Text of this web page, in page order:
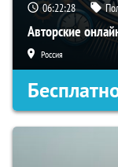
06:22:28
Авторские
Россия